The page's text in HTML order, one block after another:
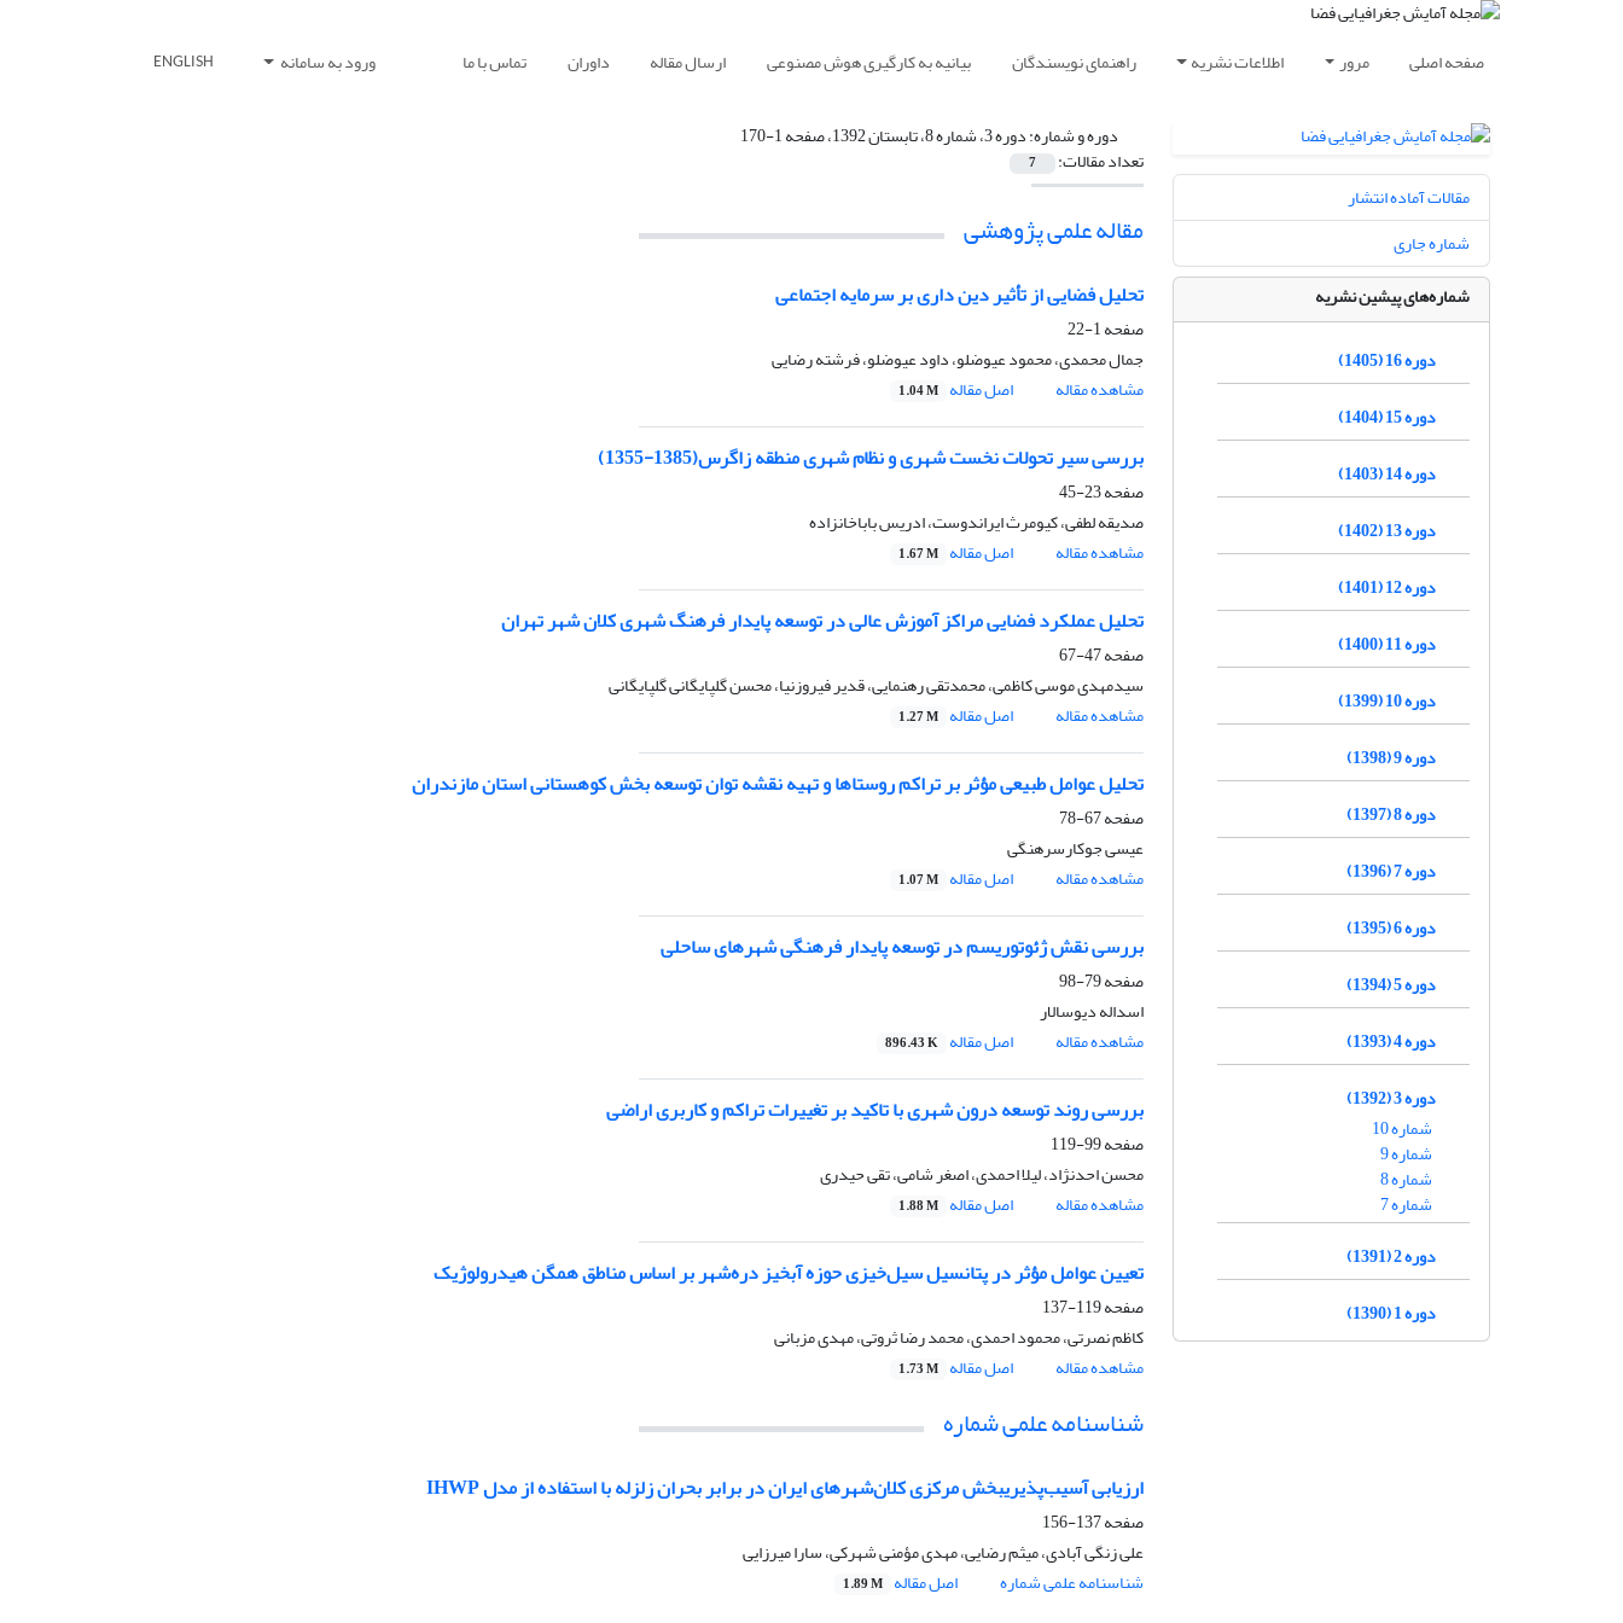
صفحه اصلی مرور اطلاعات نشریه راهنمای نویسندگان بیانیه به کارگیری هوش مصنوعی ارسال مقاله داوران تماس با ما ورود به سامانه ENGLISH
دوره و شماره:دوره 3، شماره 8، تابستان 1392، صفحه 1-170
تعداد مقالات: 7
مقاله علمی پژوهشی
تحلیل فضایی از تأثیر دین داری بر سرمایه اجتماعی
صفحه1-22
جمال محمدی، محمود عیوضلو، داود عیوضلو، فرشته رضایی
مشاهده مقاله
اصل مقاله 1.04 M
بررسی سیر تحولات نخست شهری و نظام شهری منطقه زاگرس(1385-1355)
صفحه23-45
صدیقه لطفی، کیومرث ایراندوست، ادریس باباخانزاده
مشاهده مقاله
اصل مقاله 1.67 M
تحلیل عملکرد فضایی مراکز آموزش عالی در توسعه پایدار فرهنگ شهری کلان شهر تهران
صفحه47-67
سیدمهدی موسی کاظمی، محمدتقی رهنمایی، قدیر فیروزنیا، محسن گلپایگانی گلپایگانی
مشاهده مقاله
اصل مقاله 1.27 M
تحلیل عوامل طبیعی مؤثر بر تراکم روستاها و تهیه نقشه توان توسعه بخش کوهستانی استان مازندران
صفحه67-78
عیسی جوکارسرهنگی
مشاهده مقاله
اصل مقاله 1.07 M
بررسی نقش ژئوتوریسم در توسعه پایدار فرهنگی شهرهای ساحلی
صفحه79-98
اسداله دیوسالار
مشاهده مقاله
اصل مقاله 896.43 K
بررسی روند توسعه درون شهری با تاکید بر تغییرات تراکم و کاربری اراضی
صفحه99-119
محسن احدنژاد، لیلا احمدی، اصغر شامی، تقی حیدری
مشاهده مقاله
اصل مقاله 1.88 M
تعیین عوامل مؤثر در پتانسیل سیل‌خیزی حوزه آبخیز دره‌شهر بر اساس مناطق همگن هیدرولوژیک
صفحه119-137
کاظم نصرتی، محمود احمدی، محمد رضا ثروتی، مهدی مزبانی
مشاهده مقاله
اصل مقاله 1.73 M
شناسنامه علمی شماره
ارزیابی آسیب‌پذیریبخش مرکزی کلان‌شهرهای ایران در برابر بحران زلزله با استفاده از مدل IHWP
صفحه137-156
علی زنگی آبادی، میثم رضایی، مهدی مؤمنی شهرکی، سارا میرزایی
شناسنامه علمی شماره
اصل مقاله 1.89 M
مقالات آماده انتشار
شماره جاری
شماره‌های پیشین نشریه
دوره 16 (1405)
دوره 15 (1404)
دوره 14 (1403)
دوره 13 (1402)
دوره 12 (1401)
دوره 11 (1400)
دوره 10 (1399)
دوره 9 (1398)
دوره 8 (1397)
دوره 7 (1396)
دوره 6 (1395)
دوره 5 (1394)
دوره 4 (1393)
دوره 3 (1392)
شماره 10
شماره 9
شماره 8
شماره 7
دوره 2 (1391)
دوره 1 (1390)